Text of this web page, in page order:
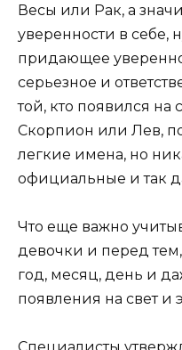
Весы или Рак, а
уверенности в себе,
придающее
серьезное и
той, кто появился на
Скорпион или Лев,
легкие имена, но
официальные и так
Что еще важно
девочки и перед
год, месяц, день и
появления на свет и